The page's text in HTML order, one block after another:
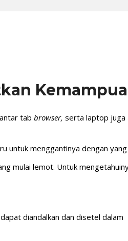
tab browser, serta laptop juga
untuk menggantinya dengan yang
mulai lemot. Untuk
diandalkan dan disetel dalam